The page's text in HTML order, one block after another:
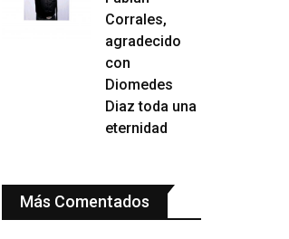
Corrales,
agradecido
con
Diomedes
Diaz toda una
eternidad
Más Comentados